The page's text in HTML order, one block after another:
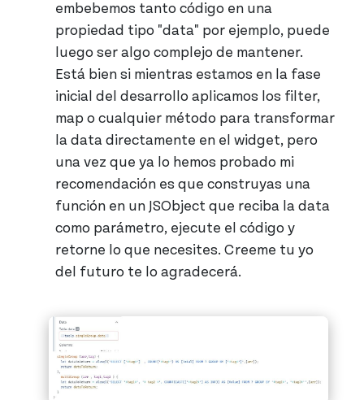
embebemos tanto código en una
propiedad tipo "data" por ejemplo, puede
luego ser algo complejo de mantener.
Está bien si mientras estamos en la fase
inicial del desarrollo aplicamos los filter,
map o cualquier método para transformar
la data directamente en el widget, pero
una vez que ya lo hemos probado mi
recomendación es que construyas una
función en un JSObject que reciba la data
como parámetro, ejecute el código y
retorne lo que necesites. Creeme tu yo
del futuro te lo agradecerá.